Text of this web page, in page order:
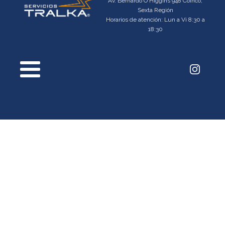
Sexta Región
Horarios de atención: Lun a Vi 8:30 a
18:30